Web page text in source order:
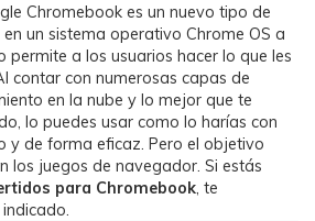
Chromebook es un nuevo tipo de
un sistema operativo Chrome OS a
permite a los usuarios hacer lo que les
contar con numerosas capas de
en la nube y lo mejor que te
lo puedes usar como lo harías con
y de forma eficaz. Pero el objetivo
los juegos de navegador. Si estás
para Chromebook , te